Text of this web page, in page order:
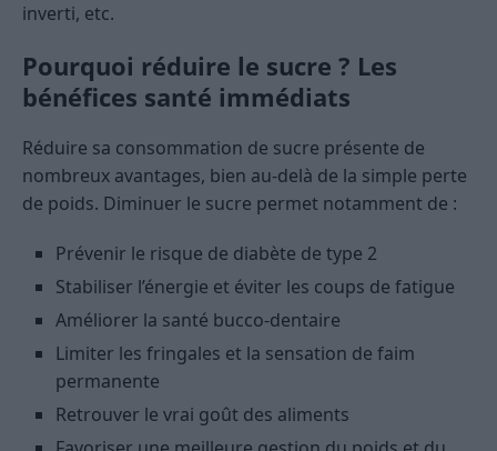
inverti, etc.
Pourquoi réduire le sucre ? Les
bénéfices santé immédiats
Réduire sa consommation de sucre présente de
nombreux avantages, bien au-delà de la simple perte
de poids. Diminuer le sucre permet notamment de :
Prévenir le risque de diabète de type 2
Stabiliser l’énergie et éviter les coups de fatigue
Améliorer la santé bucco-dentaire
Limiter les fringales et la sensation de faim
permanente
Retrouver le vrai goût des aliments